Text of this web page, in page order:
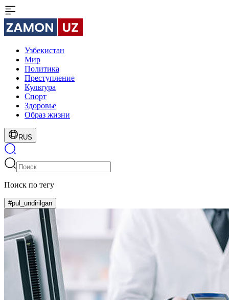
Узбекистан
Мир
Политика
Преступление
Культура
Спорт
Здоровье
Образ жизни
RUS
Поиск по тегу
#pul_undirilgan